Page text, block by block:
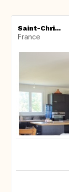
Saint-Chri...
France